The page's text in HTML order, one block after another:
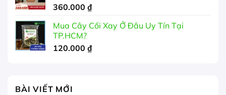
360.000 ₫
Mua Cây Cối Xay Ở Đâu Uy Tín Tại
TP.HCM?
120.000 ₫
BÀI VIẾT MỚI